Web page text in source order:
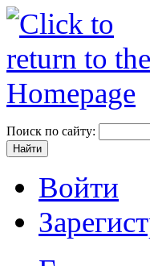
Поиск по сайту:
Войти